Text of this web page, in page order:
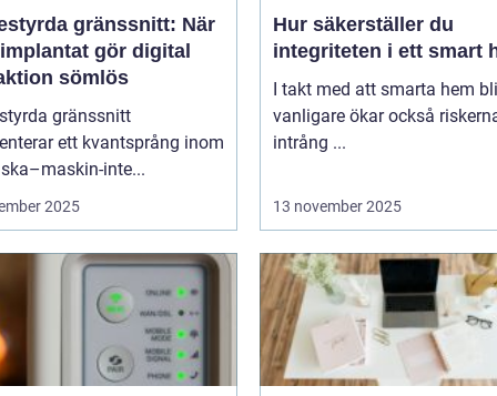
gränssnitt: När
gör digital
sömlös
gränssnitt
ett kvantsprång inom
inte...
2025
Hur säkerställer du
integriteten i ett smart
I takt med att smarta hem
vanligare ökar också
intrång ...
13 november 2025